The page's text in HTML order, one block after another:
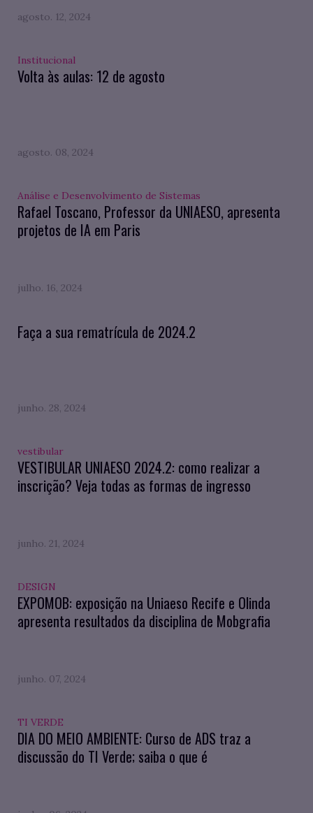
agosto. 12, 2024
Institucional
Volta às aulas: 12 de agosto
agosto. 08, 2024
Análise e Desenvolvimento de Sistemas
Rafael Toscano, Professor da UNIAESO, apresenta
projetos de IA em Paris
julho. 16, 2024
Faça a sua rematrícula de 2024.2
junho. 28, 2024
vestibular
VESTIBULAR UNIAESO 2024.2: como realizar a
inscrição? Veja todas as formas de ingresso
junho. 21, 2024
DESIGN
EXPOMOB: exposição na Uniaeso Recife e Olinda
apresenta resultados da disciplina de Mobgrafia
junho. 07, 2024
TI VERDE
DIA DO MEIO AMBIENTE: Curso de ADS traz a
discussão do TI Verde; saiba o que é